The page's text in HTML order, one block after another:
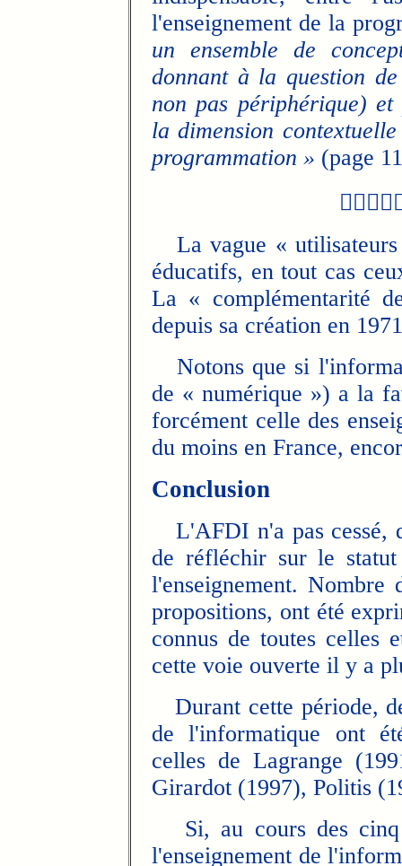
l'enseignement de la
un ensemble de
donnant à la question
non pas périphérique)
la dimension
programmation » (page
La vague « utilisateurs
éducatifs, en tout cas
La « complémentarité
depuis sa création en
Notons que si
de « numérique ») a la
forcément celle des
du moins en France,
Conclusion
L'AFDI n'a pas cessé,
de réfléchir sur le
l'enseignement. Nombre
propositions, ont été
connus de toutes celles
cette voie ouverte il y a
Durant cette période,
de l'informatique ont
celles de Lagrange
Girardot (1997), Politis
Si, au cours des cinq
l'enseignement de